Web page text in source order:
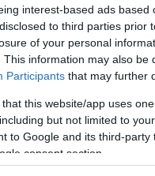
interest-based ads
to third parties prior
of your personal
This information may also
Participants that may further
that this website/app uses
but not limited to
to Google and its third-
consent section.